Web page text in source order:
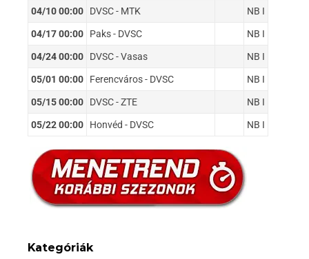
04/10 00:00 DVSC - MTK NB I
04/17 00:00 Paks - DVSC NB I
04/24 00:00 DVSC - Vasas NB I
05/01 00:00 Ferencváros - DVSC NB I
05/15 00:00 DVSC - ZTE NB I
05/22 00:00 Honvéd - DVSC NB I
Kategóriák